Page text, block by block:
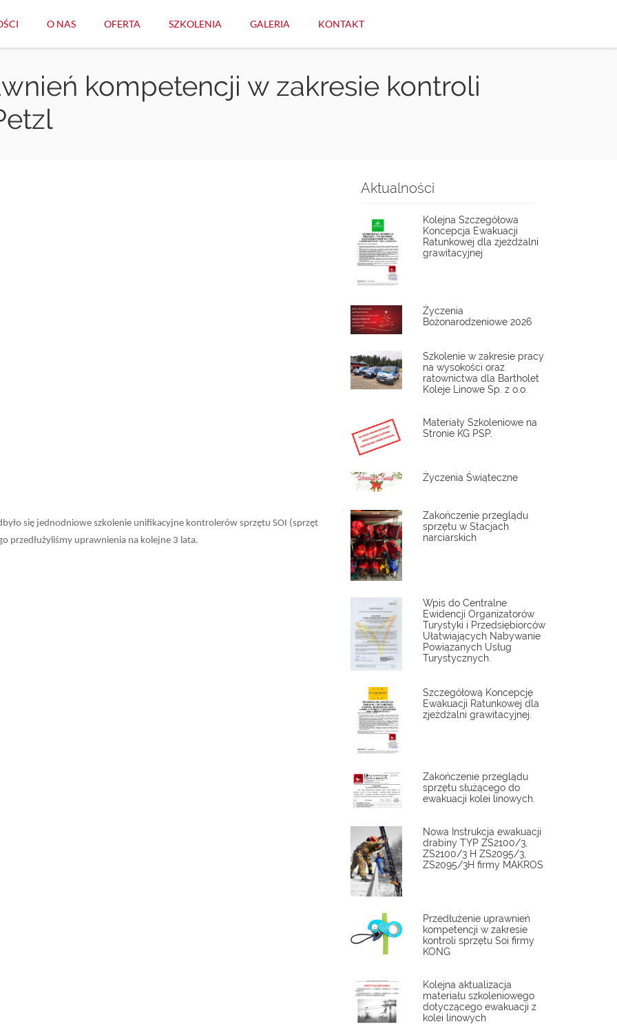
O NAS OFERTA SZKOLENIA GALERIA KONTAKT
kompetencji w zakresie kontroli
się jednodniowe szkolenie unifikacyjne kontrolerów sprzętu SOI (sprzęt
przedłużyliśmy uprawnienia na kolejne 3 lata.
Aktualności
Kolejna Szczegółowa
Koncepcja Ewakuacji
Ratunkowej dla zjeżdżalni
grawitacyjnej
Życzenia
Bożonarodzeniowe 2026
Szkolenie w zakresie pracy
na wysokości oraz
ratownictwa dla Bartholet
Koleje Linowe Sp. z o.o.
Materiały Szkoleniowe na
Stronie KG PSP.
Życzenia Świąteczne
Zakończenie przeglądu
sprzętu w Stacjach
narciarskich
Wpis do Centralne
Ewidencji Organizatorów
Turystyki i Przedsiębiorców
Ułatwiających Nabywanie
Powiązanych Usług
Turystycznych.
Szczegółową Koncepcję
Ewakuacji Ratunkowej dla
zjeżdżalni grawitacyjnej.
Zakończenie przeglądu
sprzętu służącego do
ewakuacji kolei linowych.
Nowa Instrukcja ewakuacji
drabiny TYP ZS2100/3,
ZS2100/3 H ZS2095/3,
ZS2095/3H firmy MAKROS
Przedłużenie uprawnień
kompetencji w zakresie
kontroli sprzętu Soi firmy
KONG
Kolejna aktualizacja
materiału szkoleniowego
dotyczącego ewakuacji z
kolei linowych